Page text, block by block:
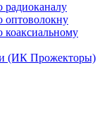
радиоканалу
оптоволокну
(ИК Прожекторы)